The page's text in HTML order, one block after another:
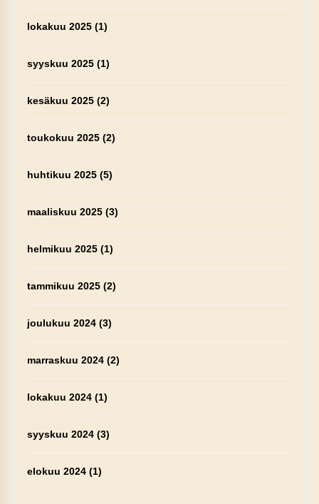
lokakuu 2025(1)
syyskuu 2025(1)
kesäkuu 2025(2)
toukokuu 2025(2)
huhtikuu 2025(5)
maaliskuu 2025(3)
helmikuu 2025(1)
tammikuu 2025(2)
joulukuu 2024(3)
marraskuu 2024(2)
lokakuu 2024(1)
syyskuu 2024(3)
elokuu 2024(1)